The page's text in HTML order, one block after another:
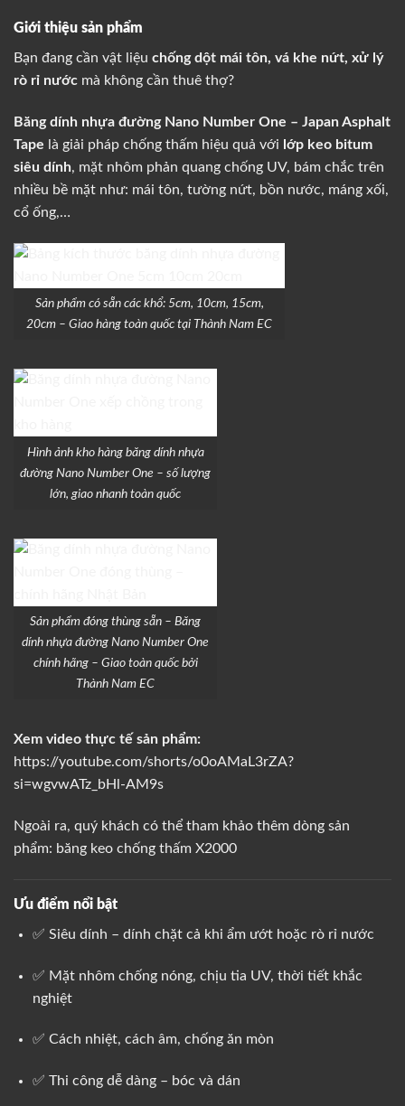
Giới thiệu sản phẩm
Bạn đang cần vật liệu chống dột mái tôn, vá khe nứt, xử lý
rò rỉ nước mà không cần thuê thợ?
Băng dính nhựa đường Nano Number One – Japan Asphalt
Tape là giải pháp chống thấm hiệu quả với lớp keo bitum
siêu dính, mặt nhôm phản quang chống UV, bám chắc trên
nhiều bề mặt như: mái tôn, tường nứt, bồn nước, máng xối,
cổ ống,…
Sản phẩm có sẵn các khổ: 5cm, 10cm, 15cm,
20cm – Giao hàng toàn quốc tại Thành Nam EC
Hình ảnh kho hàng băng dính nhựa
đường Nano Number One – số lượng
lớn, giao nhanh toàn quốc
Sản phẩm đóng thùng sẵn – Băng
dính nhựa đường Nano Number One
chính hãng – Giao toàn quốc bởi
Thành Nam EC
Xem video thực tế sản phẩm:
https://youtube.com/shorts/o0oAMaL3rZA?
si=wgvwATz_bHl-AM9s
Ngoài ra, quý khách có thể tham khảo thêm dòng sản
phẩm: băng keo chống thấm X2000
Ưu điểm nổi bật
✅ Siêu dính – dính chặt cả khi ẩm ướt hoặc rò rỉ nước
✅ Mặt nhôm chống nóng, chịu tia UV, thời tiết khắc
nghiệt
✅ Cách nhiệt, cách âm, chống ăn mòn
✅ Thi công dễ dàng – bóc và dán